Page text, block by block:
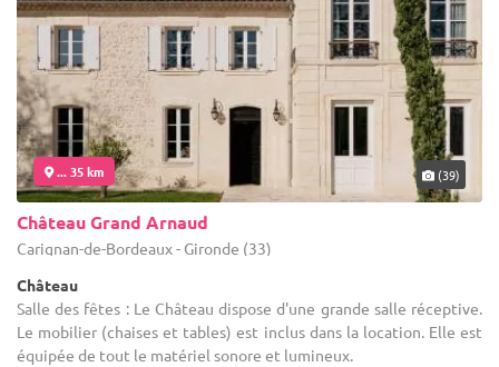
... 35 km (39)
Château Grand Arnaud
Carignan-de-Bordeaux - Gironde (33)
Château
Salle des fêtes : Le Château dispose d'une grande salle réceptive.
Le mobilier (chaises et tables) est inclus dans la location. Elle est
équipée de tout le matériel sonore et lumineux.